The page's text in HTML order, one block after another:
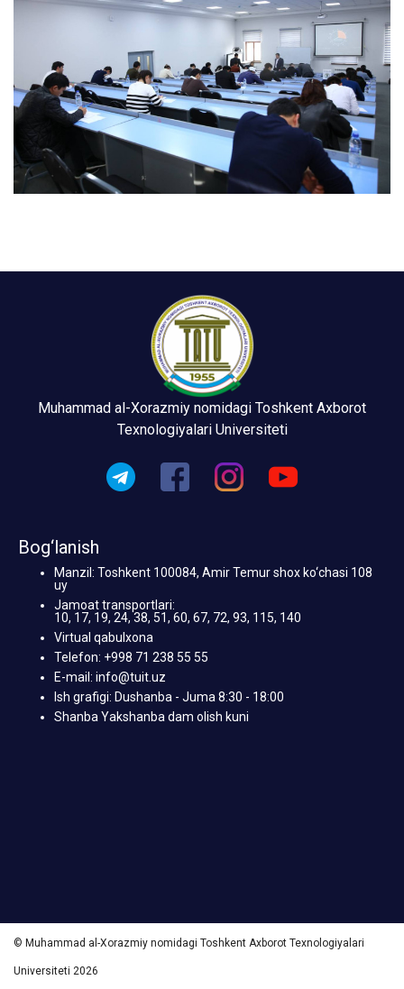
Muhammad al-Xorazmiy nomidagi Toshkent Axborot
Texnologiyalari Universiteti
Bog‘lanish
Manzil: Toshkent 100084, Amir Temur shox ko‘chasi 108
uy
Jamoat transportlari:
10, 17, 19, 24, 38, 51, 60, 67, 72, 93, 115, 140
Virtual qabulxona
Telefon: +998 71 238 55 55
E-mail: info@tuit.uz
Ish grafigi: Dushanba - Juma 8:30 - 18:00
Shanba Yakshanba dam olish kuni
© Muhammad al-Xorazmiy nomidagi Toshkent Axborot Texnologiyalari
Universiteti 2026